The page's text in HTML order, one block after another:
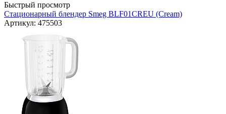
Быстрый просмотр
Стационарный блендер Smeg BLF01CREU (Cream)
Артикул: 475503